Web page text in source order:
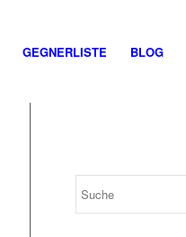
GEGNERLISTE BLOG